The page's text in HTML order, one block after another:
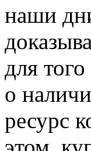
наши
для
о
ресурс